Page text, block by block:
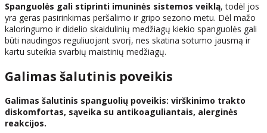
Spanguolės gali stiprinti imuninės sistemos veiklą, todėl jos
yra geras pasirinkimas peršalimo ir gripo sezono metu. Dėl mažo
kaloringumo ir didelio skaidulinių medžiagų kiekio spanguolės gali
būti naudingos reguliuojant svorį, nes skatina sotumo jausmą ir
kartu suteikia svarbių maistinių medžiagų.
Galimas šalutinis poveikis
Galimas šalutinis spanguolių poveikis: virškinimo trakto
diskomfortas, sąveika su antikoaguliantais, alerginės
reakcijos.